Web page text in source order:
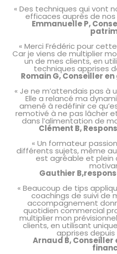
« Des techniques qui vont
efficaces auprès de
Emmanuelle P,
« Merci Frédéric pour
Car je viens de multiplier
un de mes clients, en
techniques apprises
Romain G, Conseiller
« Je ne m’attendais pas à
Elle a relancé ma
amené à redéfinir ce
remotivé à ne pas lâcher
dans l’alimentation de
Clément B,
« Un formateur
différents sujets, même
est agréable et plein
Gauthier
« Beaucoup de tips
coachings de suivi de
accompagnement
quotidien commercial
multiplier mon
clients, en utilisant
apprises depuis
Arnaud B,